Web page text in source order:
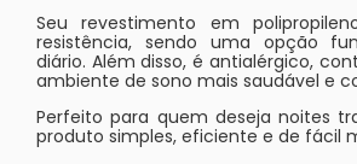
Seu revestimento em
resistência, sendo uma opção
diário. Além disso, é antialérgico,
ambiente de sono mais saudável e
Perfeito para quem deseja noites
produto simples, eficiente e de fácil